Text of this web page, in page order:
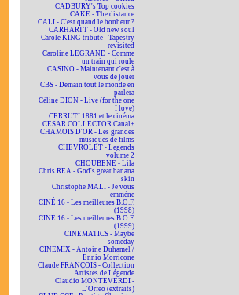
CADBURY's Top cookies
CAKE - The distance
CALI - C'est quand le bonheur ?
CARHARTT - Old new soul
Carole KING tribute - Tapestry
revisited
Caroline LEGRAND - Comme
un train qui roule
CASINO - Maintenant c'est à
vous de jouer
CBS - Demain tout le monde en
parlera
Céline DION - Live (for the one
I love)
CERRUTI 1881 et le cinéma
CESAR COLLECTOR Canal+
CHAMOIS D'OR - Les grandes
musiques de films
CHEVROLET - Legends
volume 2
CHOUBENE - Lila
Chris REA - God's great banana
skin
Christophe MALI - Je vous
emmène
CINÉ 16 - Les meilleures B.O.F.
(1998)
CINÉ 16 - Les meilleures B.O.F.
(1999)
CINEMATICS - Maybe
someday
CINEMIX - Antoine Duhamel /
Ennio Morricone
Claude FRANÇOIS - Collection
Artistes de Légende
Claudio MONTEVERDI -
L'Orfeo (extraits)